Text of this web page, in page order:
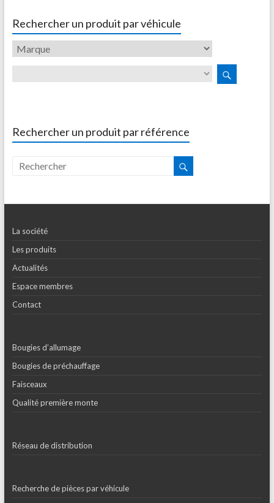
Rechercher un produit par véhicule
Rechercher un produit par référence
La société
Les produits
Actualités
Espace membres
Contact
Bougies d’allumage
Bougies de préchauffage
Faisceaux
Qualité première monte
Réseau de distribution
Recherche de pièces par véhicule